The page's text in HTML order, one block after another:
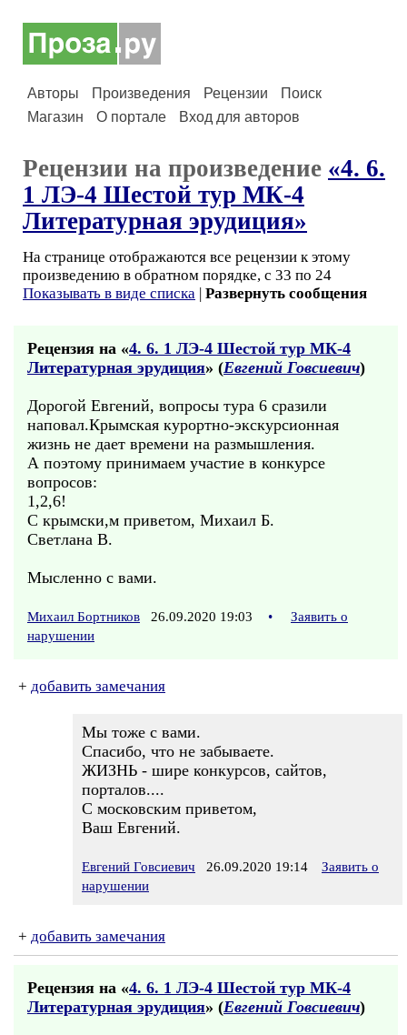
Авторы Произведения Рецензии
Поиск
Магазин
О портале Вход для авторов
Рецензии на произведение «4. 6.
1 ЛЭ-4 Шестой тур МК-4
Литературная эрудиция»
На странице отображаются все рецензии к этому
произведению в обратном порядке, с 33 по 24
Показывать в виде списка | Развернуть сообщения
Рецензия на «4. 6. 1 ЛЭ-4 Шестой тур МК-4
Литературная эрудиция» (Евгений Говсиевич)
Дорогой Евгений, вопросы тура 6 сразили
наповал.Крымская курортно-экскурсионная
жизнь не дает времени на размышления.
А поэтому принимаем участие в конкурсе
вопросов:
1,2,6!
С крымски,м приветом, Михаил Б.
Светлана В.
Мысленно с вами.
Михаил Бортников 26.09.2020 19:03 •
Заявить о
нарушении
+ добавить замечания
Мы тоже с вами.
Спасибо, что не забываете.
ЖИЗНЬ - шире конкурсов, сайтов,
порталов....
С московским приветом,
Ваш Евгений.
Евгений Говсиевич 26.09.2020 19:14
Заявить о
нарушении
+ добавить замечания
Рецензия на «4. 6. 1 ЛЭ-4 Шестой тур МК-4
Литературная эрудиция» (Евгений Говсиевич)